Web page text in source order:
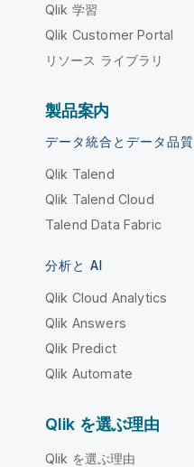
Qlik 学習
Qlik Customer Portal
リソース ライブラリ
製品案内
データ統合とデータ品質
Qlik Talend
Qlik Talend Cloud
Talend Data Fabric
分析と AI
Qlik Cloud Analytics
Qlik Answers
Qlik Predict
Qlik Automate
Qlik を選ぶ理由
Qlik を選ぶ理由